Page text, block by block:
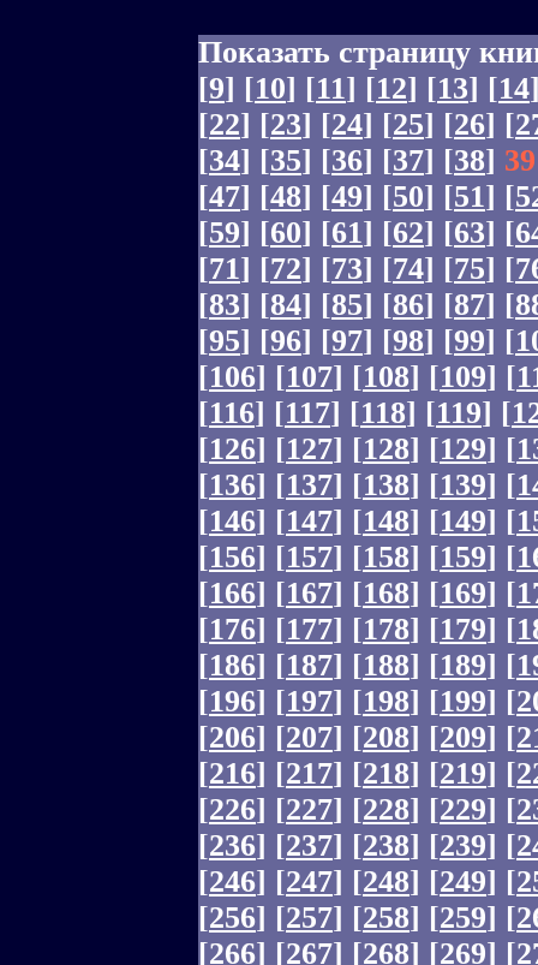
Показать страницу
[9] [10] [11] [12] [13] [14
[22] [23] [24] [25] [26] [
[34] [35] [36] [37] [38] 39
[47] [48] [49] [50] [51] [
[59] [60] [61] [62] [63] [
[71] [72] [73] [74] [75] [
[83] [84] [85] [86] [87] [
[95] [96] [97] [98] [99] [
[106] [107] [108] [109] [
[116] [117] [118] [119] [
[126] [127] [128] [129] [
[136] [137] [138] [139] [
[146] [147] [148] [149] [
[156] [157] [158] [159] [
[166] [167] [168] [169] [
[176] [177] [178] [179] [
[186] [187] [188] [189] [
[196] [197] [198] [199] [
[206] [207] [208] [209] [
[216] [217] [218] [219] [
[226] [227] [228] [229] [
[236] [237] [238] [239] [
[246] [247] [248] [249] [
[256] [257] [258] [259] [
[266] [267] [268] [269] [